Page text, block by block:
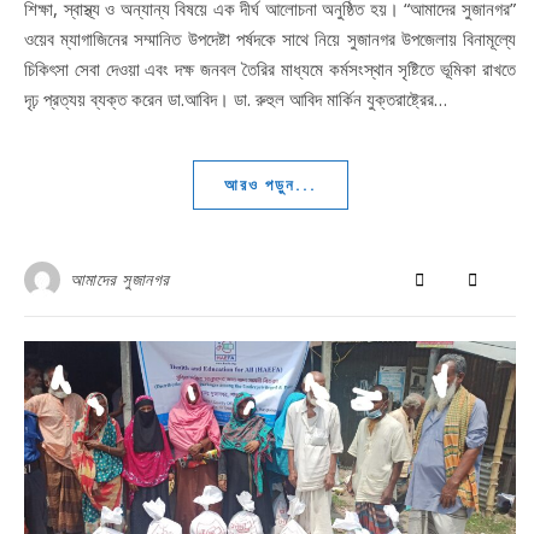
শিক্ষা, স্বাস্থ্য ও অন্যান্য বিষয়ে এক দীর্ঘ আলোচনা অনুষ্ঠিত হয়। “আমাদের সুজানগর”
ওয়েব ম্যাগাজিনের সম্মানিত উপদেষ্টা পর্ষদকে সাথে নিয়ে সুজানগর উপজেলায় বিনামূল্যে
চিকিৎসা সেবা দেওয়া এবং দক্ষ জনবল তৈরির মাধ্যমে কর্মসংস্থান সৃষ্টিতে ভূমিকা রাখতে
দৃঢ় প্রত্যয় ব্যক্ত করেন ডা.আবিদ। ডা. রুহুল আবিদ মার্কিন যুক্তরাষ্ট্রের…
আরও পড়ুন...
আমাদের সুজানগর